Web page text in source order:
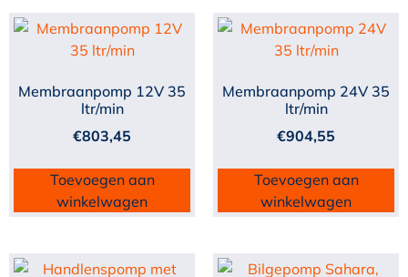
Membraanpomp 12V 35
ltr/min
€803,45
Toevoegen aan
winkelwagen
Membraanpomp 24V 35
ltr/min
€904,55
Toevoegen aan
winkelwagen